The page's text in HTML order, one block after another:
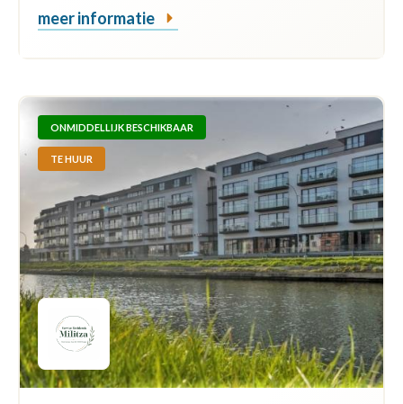
meer informatie
ONMIDDELLIJK BESCHIKBAAR
TE HUUR